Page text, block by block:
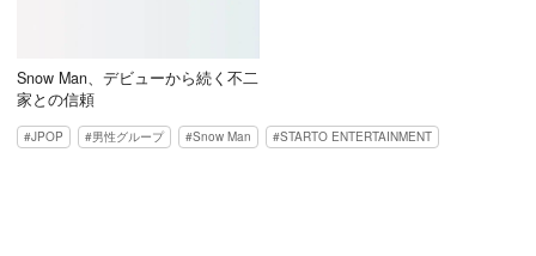
Snow Man、デビューから続く不二
家との信頼
JPOP 男性グループ Snow Man STARTO ENTERTAINMENT